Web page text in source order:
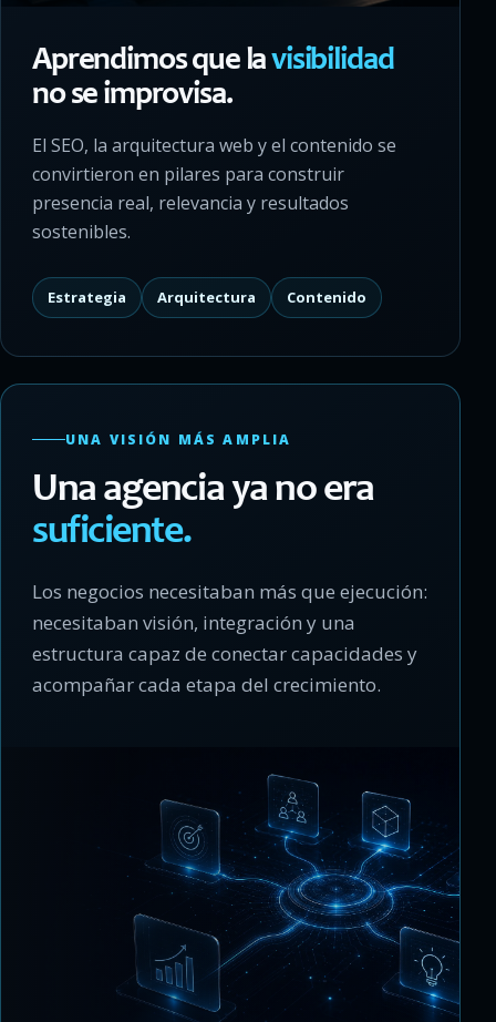
Aprendimos que lavisibilidad
no se improvisa.
El SEO, la arquitectura web y el contenido se
convirtieron en pilares para construir
presencia real, relevancia y resultados
sostenibles.
Estrategia Arquitectura Contenido
UNA VISIÓN MÁS AMPLIA
Una agencia ya no era
suficiente.
Los negocios necesitaban más que ejecución:
necesitaban visión, integración y una
estructura capaz de conectar capacidades y
acompañar cada etapa del crecimiento.